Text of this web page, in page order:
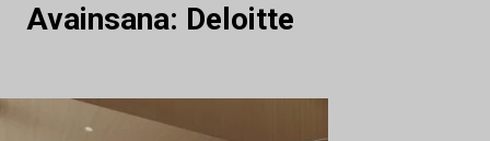
Avainsana: Deloitte